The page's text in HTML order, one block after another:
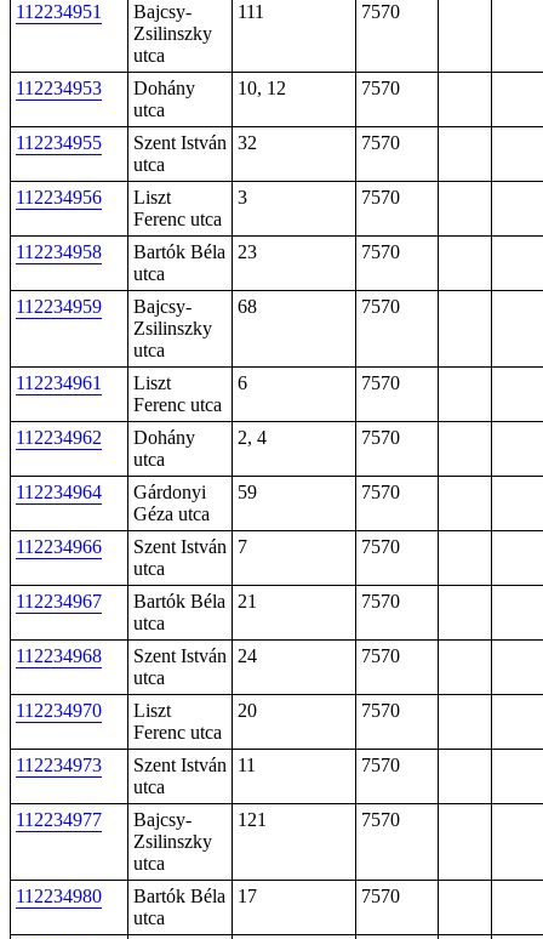
112234951
Bajcsy-
Zsilinszky
utca
111 7570
112234953
Dohány
utca
10, 12 7570
112234955
Szent István
utca
32 7570
112234956
Liszt
Ferenc utca
3 7570
112234958
Bartók Béla
utca
23 7570
112234959
Bajcsy-
Zsilinszky
utca
68 7570
112234961
Liszt
Ferenc utca
6 7570
112234962
Dohány
utca
2, 4 7570
112234964
Gárdonyi
Géza utca
59 7570
112234966
Szent István
utca
7 7570
112234967
Bartók Béla
utca
21 7570
112234968
Szent István
utca
24 7570
112234970
Liszt
Ferenc utca
20 7570
112234973
Szent István
utca
11 7570
112234977
Bajcsy-
Zsilinszky
utca
121 7570
112234980
Bartók Béla
utca
17 7570